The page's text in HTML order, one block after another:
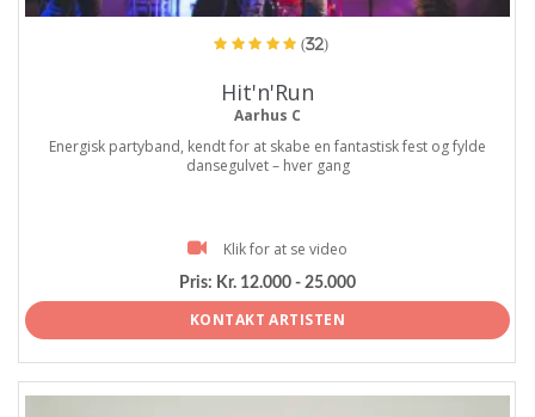
(32)
Hit'n'Run
Aarhus C
Energisk partyband, kendt for at skabe en fantastisk fest og fylde
dansegulvet – hver gang
Klik for at se video
Pris: Kr. 12.000 - 25.000
KONTAKT ARTISTEN